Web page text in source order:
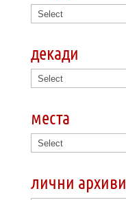
декади
места
лични архиви